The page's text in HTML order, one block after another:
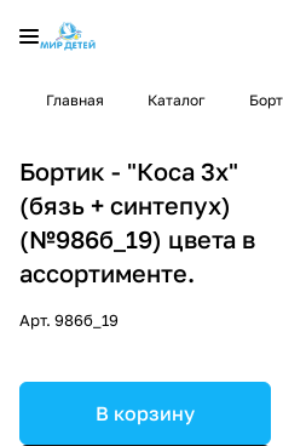
Главная Каталог
Бортик - "Коса 3х"
(бязь + синтепух)
(№986б_19) цвета в
ассортименте.
Арт. 986б_19
В корзину